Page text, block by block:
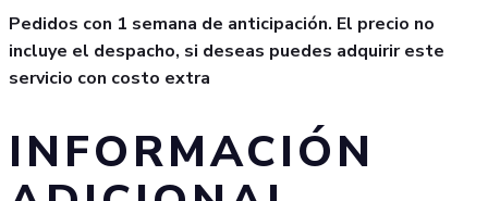
Pedidos con 1 semana de anticipación. El precio no
incluye el despacho, si deseas puedes adquirir este
servicio con costo extra
INFORMACIÓN